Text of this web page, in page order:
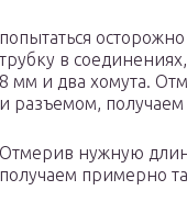
попытаться
трубку в
8 мм и два хомута.
и разъемом,
Отмерив нужную
получаем примерно